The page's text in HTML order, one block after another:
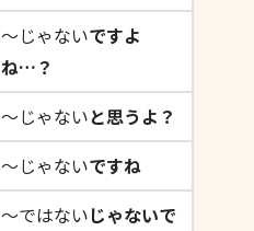
〜じゃないですよ
ね… ？
〜じゃないと思うよ？
〜じゃないですね
〜ではないじゃないで